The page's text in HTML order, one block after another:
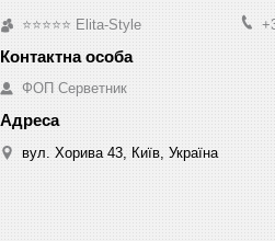
⭐⭐⭐⭐⭐ Elita-Style
ФОП Серветник
вул. Хорива 43, Київ, Україна